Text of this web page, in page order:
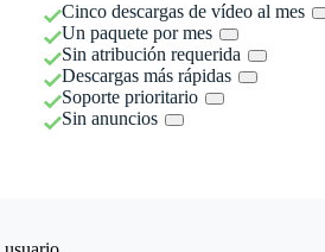
Cinco descargas de vídeo al mes
Un paquete por mes
Sin atribución requerida
Descargas más rápidas
Soporte prioritario
Sin anuncios